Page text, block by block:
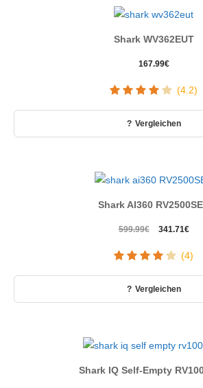
Shark WV362EUT
167.99€
(4.2)
Vergleichen
Shark AI360
599.99€
war:
341.71€
ist:
(4)
Vergleichen
Shark IQ Self-Empty